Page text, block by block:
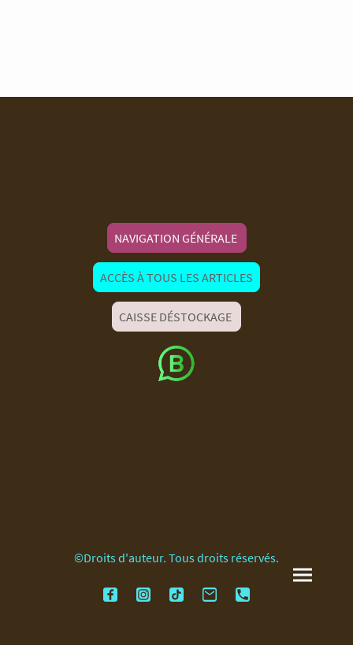
NAVIGATION GÉNÉRALE
ACCÈS À TOUS LES ARTICLES
CAISSE DÉSTOCKAGE
©Droits d'auteur. Tous droits réservés.